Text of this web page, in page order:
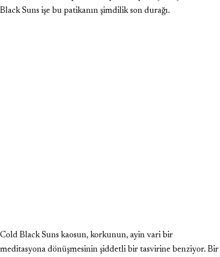
Black Suns işe bu patikanın şimdilik son durağı.
Cold Black Suns kaosun, korkunun, ayin vari bir
meditasyona dönüşmesinin şiddetli bir tasvirine benziyor. Bir